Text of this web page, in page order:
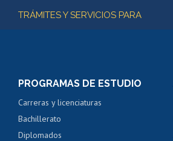
Más información
TRÁMITES Y SERVICIOS PARA
PROGRAMAS DE ESTUDIO
Carreras y licenciaturas
Bachillerato
Diplomados